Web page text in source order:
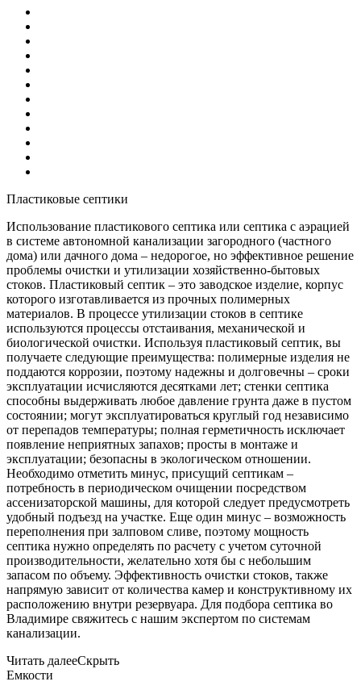
Пластиковые септики
Использование пластикового септика или септика с аэрацией
в системе автономной канализации загородного (частного
дома) или дачного дома – недорогое, но эффективное решение
проблемы очистки и утилизации хозяйственно-бытовых
стоков. Пластиковый септик – это заводское изделие, корпус
которого изготавливается из прочных полимерных
материалов. В процессе утилизации стоков в септике
используются процессы отстаивания, механической и
биологической очистки. Используя пластиковый септик, вы
получаете следующие преимущества: полимерные изделия не
поддаются коррозии, поэтому надежны и долговечны – сроки
эксплуатации исчисляются десятками лет; стенки септика
способны выдерживать любое давление грунта даже в пустом
состоянии; могут эксплуатироваться круглый год независимо
от перепадов температуры; полная герметичность исключает
появление неприятных запахов; просты в монтаже и
эксплуатации; безопасны в экологическом отношении.
Необходимо отметить минус, присущий септикам –
потребность в периодическом очищении посредством
ассенизаторской машины, для которой следует предусмотреть
удобный подъезд на участке. Еще один минус – возможность
переполнения при залповом сливе, поэтому мощность
септика нужно определять по расчету с учетом суточной
производительности, желательно хотя бы с небольшим
запасом по объему. Эффективность очистки стоков, также
напрямую зависит от количества камер и конструктивному их
расположению внутри резервуара. Для подбора септика во
Владимире свяжитесь с нашим экспертом по системам
канализации.
Читать далееСкрыть
Емкости